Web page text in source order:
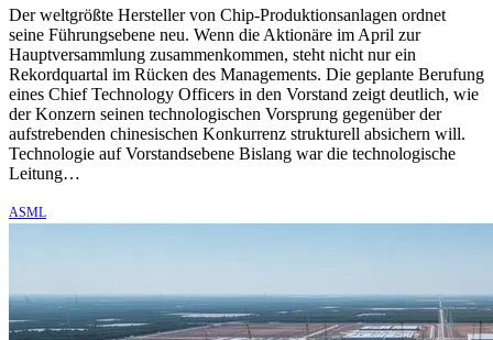
Der weltgrößte Hersteller von Chip-Produktionsanlagen ordnet
seine Führungsebene neu. Wenn die Aktionäre im April zur
Hauptversammlung zusammenkommen, steht nicht nur ein
Rekordquartal im Rücken des Managements. Die geplante Berufung
eines Chief Technology Officers in den Vorstand zeigt deutlich, wie
der Konzern seinen technologischen Vorsprung gegenüber der
aufstrebenden chinesischen Konkurrenz strukturell absichern will.
Technologie auf Vorstandsebene Bislang war die technologische
Leitung…
ASML